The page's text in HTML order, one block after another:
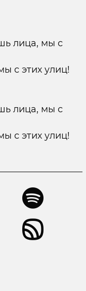
лица, мы с
с этих улиц!
лица, мы с
с этих улиц!